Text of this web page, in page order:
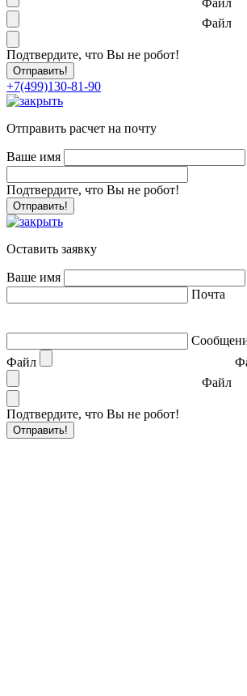
Файл
Подтвердите, что Вы не робот!
+7(499)130-81-90
Отправить расчет на почту
Ваше имя
Подтвердите, что Вы не робот!
Оставить заявку
Ваше имя
Почта
Файл
Файл
Подтвердите, что Вы не робот!